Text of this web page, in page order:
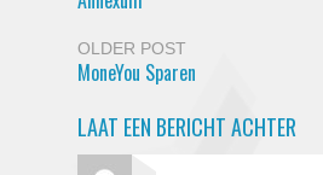
OLDER POST
MoneYou Sparen
LAAT EEN BERICHT ACHTER